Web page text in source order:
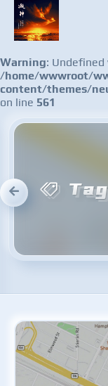
Warning: Undefined
/home/wwwroot/
content/themes/
on line 561